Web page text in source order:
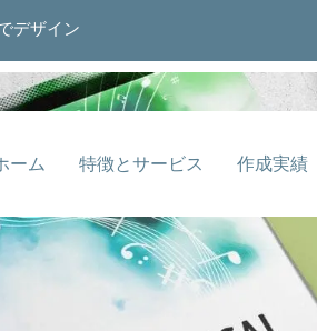
デザイン
ーム 特徴とサービス 作成実績